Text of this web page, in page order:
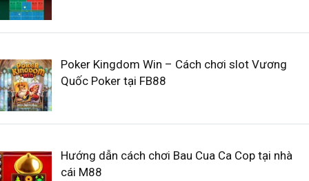
Poker Kingdom Win – Cách chơi slot Vương
Quốc Poker tại FB88
Hướng dẫn cách chơi Bau Cua Ca Cop tại nhà
cái M88